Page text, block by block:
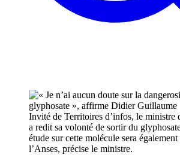
Invité de Territoires d’infos, le ministre
a redit sa volonté de sortir du
étude sur cette molécule sera également
l’Anses, précise le ministre.